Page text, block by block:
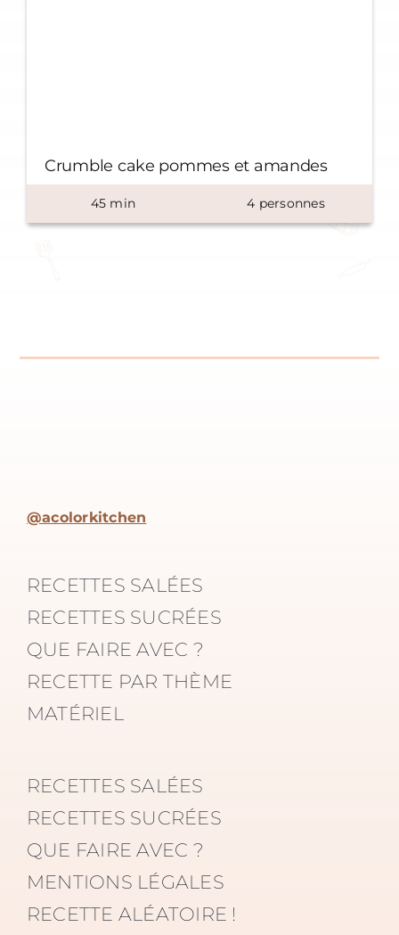
Crumble cake pommes et amandes
45 min 4 personnes
@acolorkitchen
RECETTES SALÉES
RECETTES SUCRÉES
QUE FAIRE AVEC ?
RECETTE PAR THÈME
MATÉRIEL
RECETTES SALÉES
RECETTES SUCRÉES
QUE FAIRE AVEC ?
MENTIONS LÉGALES
RECETTE ALÉATOIRE !